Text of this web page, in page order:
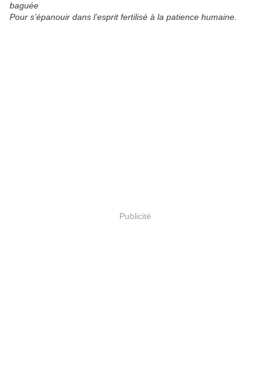
baguée
Pour s’épanouir dans l’esprit fertilisé à la patience humaine.
Publicité